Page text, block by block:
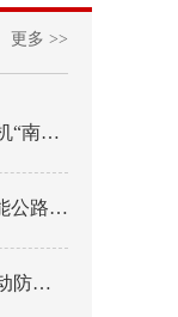
更多 >>
下线
养护
险情